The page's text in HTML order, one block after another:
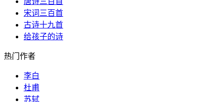
宋词三百首
古诗十九首
给孩子的诗
热门作者
李白
杜甫
苏轼